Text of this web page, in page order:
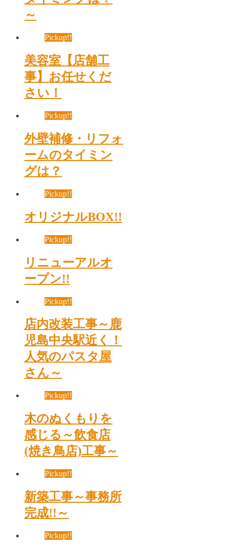
～
Pickup!!
美容室【店舗工
事】お任せくだ
さい！
Pickup!!
外壁補修・リフォ
ームのタイミン
グは？
Pickup!!
オリジナルBOX!!
Pickup!!
リニューアルオ
ープン!!
Pickup!!
店内改装工事～鹿
児島中央駅近く！
人気のパスタ屋
さん～
Pickup!!
木のぬくもりを
感じる～飲食店
(焼き鳥店)工事～
Pickup!!
新築工事～事務所
完成!!～
Pickup!!